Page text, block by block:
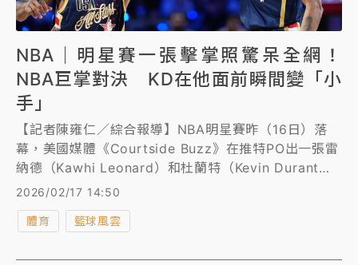
NBA｜明星賽一張擊掌照驚呆全網！
NBA巨掌對決 KD在他面前瞬間變「小
手」
【記者陳雍仁／綜合報導】NBA明星賽昨（16日）落
幕，美國媒體《Courtside Buzz》在推特PO出一張雷
納德（Kawhi Leonard）和杜蘭特（Kevin Durant）
的擊掌照，馬上引來全網熱議，因為兩人手掌大小出現
驚人對比。
2026/02/17 14:50
體育 籃球風雲